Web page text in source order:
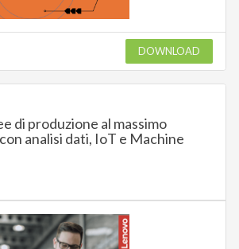
DOWNLOAD
di produzione al massimo
analisi dati, IoT e Machine